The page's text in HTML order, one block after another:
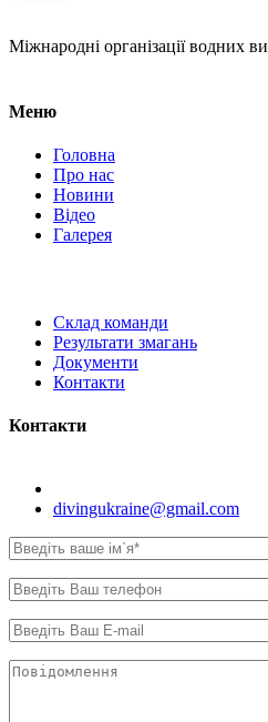
Міжнародні організації водних
Меню
Головна
Про нас
Новини
Відео
Галерея
Склад команди
Результати змагань
Документи
Контакти
Контакти
divingukraine@gmail.com